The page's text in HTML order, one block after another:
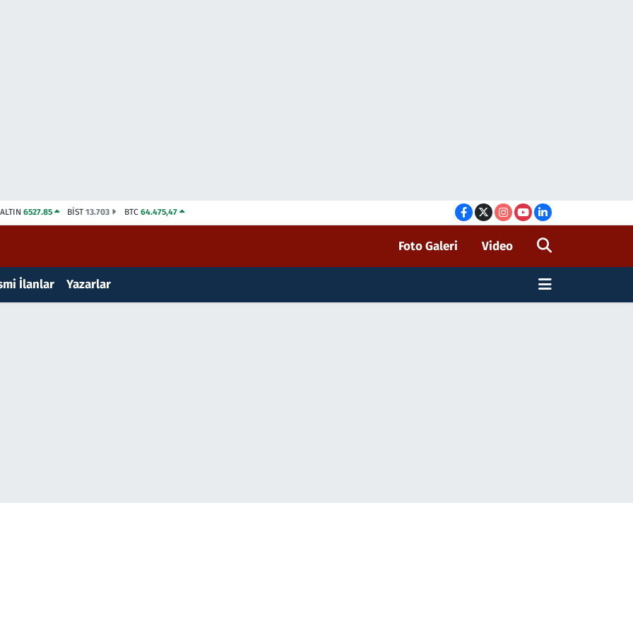
ALTIN 6527.85 BİST13.703 BTC 64.475,47
Foto Galeri Video
İlanlar Yazarlar